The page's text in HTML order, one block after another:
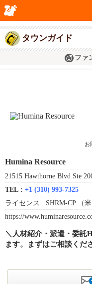
タウンガイド
ファ
お
Humina Resource
21515 Hawthorne Blvd Ste
TEL : +1 (310) 993-7325
ライセンス : SHRM-CP （
https://
＼人材紹介・派遣・委
ます。まずはご相談くだ